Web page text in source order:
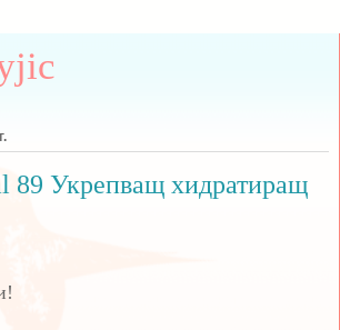
89 Укрепващ хидратиращ